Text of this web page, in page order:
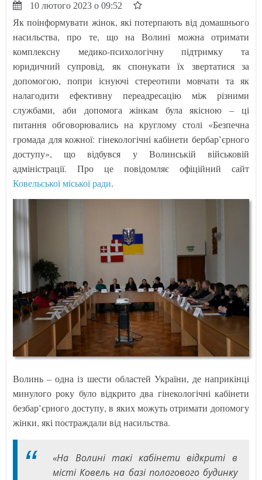
10 лютого 2023 о 09:52
Як поінформувати жінок, які потерпають від домашнього
насильства, про те, що на Волині можна отримати
комплексну медико-психологічну підтримку та
юридичний супровід, як спонукати їх звертатися за
допомогою, попри існуючі стереотипи мовчати та як
налагодити ефективну переадресацію між різними
службами, аби допомога жінкам була якісною – ці
питання обговорювались на круглому столі «Безпечна
громада для кожної: гінекологічні кабінети бербар’єрного
доступу», що відбувся у Волинській військовій
адміністрації. Про це повідомляє офіційний сайт
Ковельської міської ради.
Волинь – одна із шести областей України, де наприкінці
минулого року було відкрито два гінекологічні кабінети
безбар’єрного доступу, в яких можуть отримати допомогу
жінки, які постраждали від насильства.
«На Волині такі кабінети відкриті в
місті Ковель на базі пологового будинку